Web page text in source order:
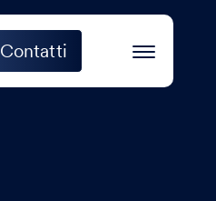
Contatti